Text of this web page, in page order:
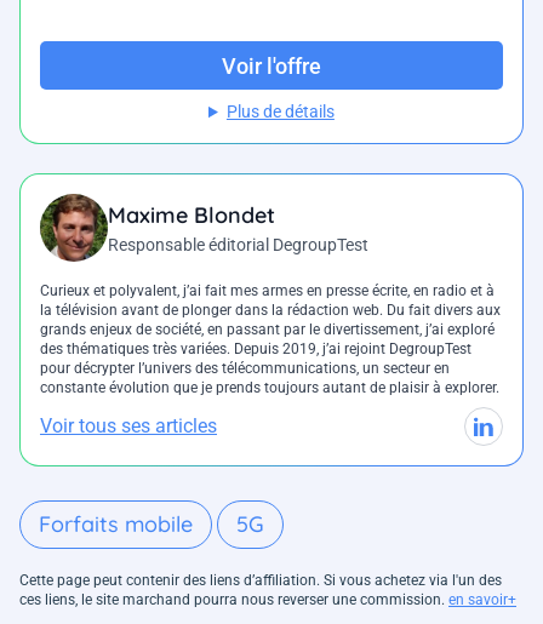
Voir l'offre
Plus de détails
Maxime Blondet
Responsable éditorial DegroupTest
Curieux et polyvalent, j’ai fait mes armes en presse écrite, en radio et à
la télévision avant de plonger dans la rédaction web. Du fait divers aux
grands enjeux de société, en passant par le divertissement, j’ai exploré
des thématiques très variées. Depuis 2019, j’ai rejoint DegroupTest
pour décrypter l’univers des télécommunications, un secteur en
constante évolution que je prends toujours autant de plaisir à explorer.
Voir tous ses articles
Forfaits mobile 5G
Cette page peut contenir des liens d’affiliation. Si vous achetez via l'un des
ces liens, le site marchand pourra nous reverser une commission. en savoir+